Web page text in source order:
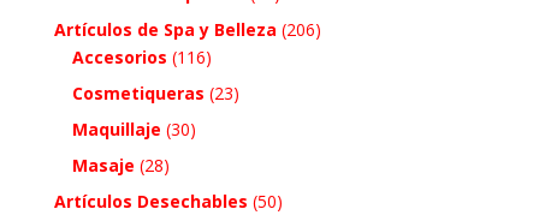
Artículos de Spa y Belleza (206)
Accesorios (116)
Cosmetiqueras (23)
Maquillaje (30)
Masaje (28)
Artículos Desechables (50)